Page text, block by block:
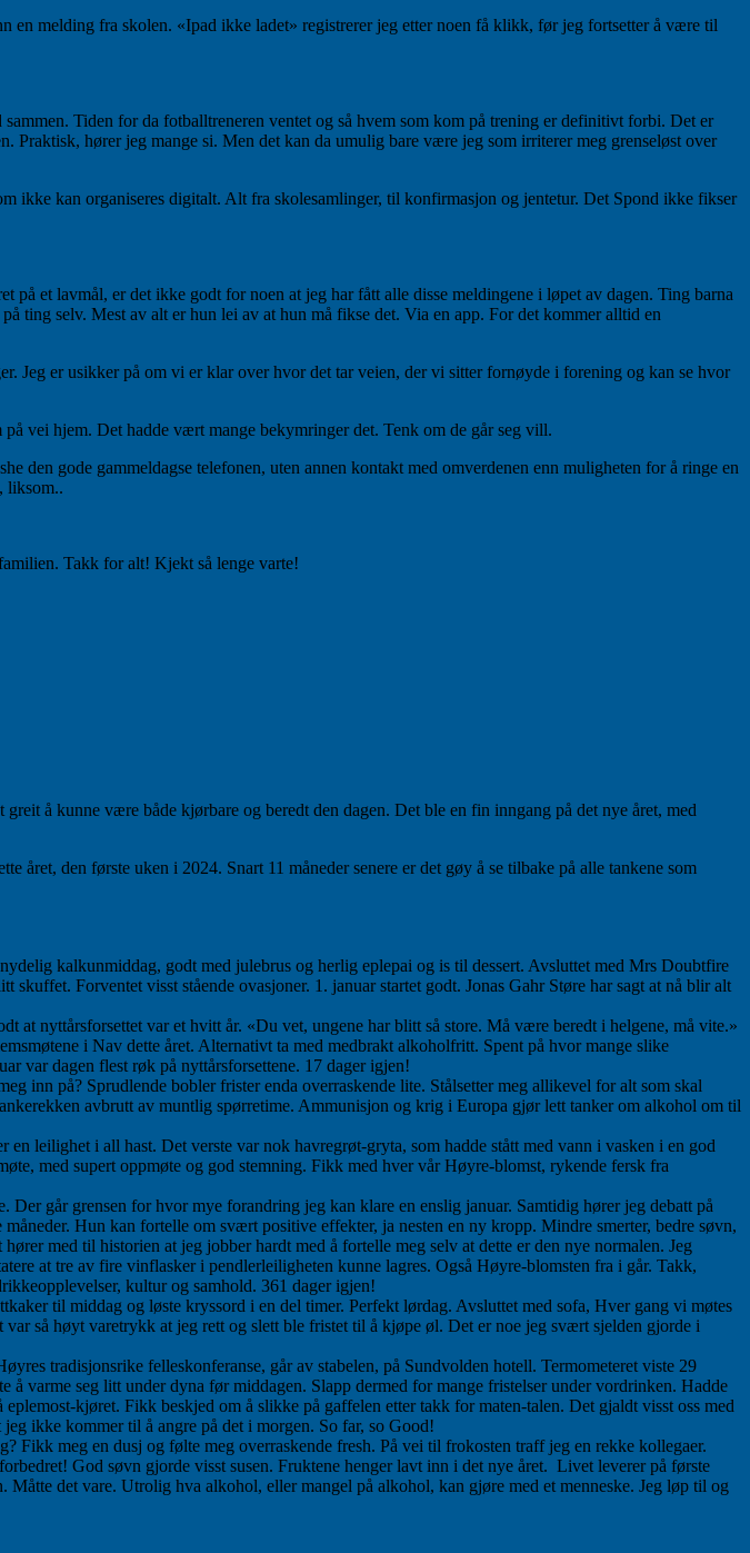
melding fra skolen. «Ipad ikke ladet» registrerer jeg etter noen få klikk, før jeg fortsetter å være til
Tiden for da fotballtreneren ventet og så hvem som kom på trening er definitivt forbi. Det er
Praktisk, hører jeg mange si. Men det kan da umulig bare være jeg som irriterer meg grenseløst over
ikke kan organiseres digitalt. Alt fra skolesamlinger, til konfirmasjon og jentetur. Det Spond ikke fikser
et lavmål, er det ikke godt for noen at jeg har fått alle disse meldingene i løpet av dagen. Ting barna
ting selv. Mest av alt er hun lei av at hun må fikse det. Via en app. For det kommer alltid en
Jeg er usikker på om vi er klar over hvor det tar veien, der vi sitter fornøyde i forening og kan se hvor
vei hjem. Det hadde vært mange bekymringer det. Tenk om de går seg vill.
den gode gammeldagse telefonen, uten annen kontakt med omverdenen enn muligheten for å ringe en
liksom..
Takk for alt! Kjekt så lenge varte!
å kunne være både kjørbare og beredt den dagen. Det ble en fin inngang på det nye året, med
den første uken i 2024. Snart 11 måneder senere er det gøy å se tilbake på alle tankene som
kalkunmiddag, godt med julebrus og herlig eplepai og is til dessert. Avsluttet med Mrs Doubtfire
Forventet visst stående ovasjoner. 1. januar startet godt. Jonas Gahr Støre har sagt at nå blir alt
at nyttårsforsettet var et hvitt år. «Du vet, ungene har blitt så store. Må være beredt i helgene, må vite.»
i Nav dette året. Alternativt ta med medbrakt alkoholfritt. Spent på hvor mange slike
var dagen flest røk på nyttårsforsettene. 17 dager igjen!
inn på? Sprudlende bobler frister enda overraskende lite. Stålsetter meg allikevel for alt som skal
avbrutt av muntlig spørretime. Ammunisjon og krig i Europa gjør lett tanker om alkohol om til
leilighet i all hast. Det verste var nok havregrøt-gryta, som hadde stått med vann i vasken i en god
med supert oppmøte og god stemning. Fikk med hver vår Høyre-blomst, rykende fersk fra
går grensen for hvor mye forandring jeg kan klare en enslig januar. Samtidig hører jeg debatt på
Hun kan fortelle om svært positive effekter, ja nesten en ny kropp. Mindre smerter, bedre søvn,
med til historien at jeg jobber hardt med å fortelle meg selv at dette er den nye normalen. Jeg
at tre av fire vinflasker i pendlerleiligheten kunne lagres. Også Høyre-blomsten fra i går. Takk,
kultur og samhold. 361 dager igjen!
til middag og løste kryssord i en del timer. Perfekt lørdag. Avsluttet med sofa, Hver gang vi møtes
så høyt varetrykk at jeg rett og slett ble fristet til å kjøpe øl. Det er noe jeg svært sjelden gjorde i
tradisjonsrike felleskonferanse, går av stabelen, på Sundvolden hotell. Termometeret viste 29
varme seg litt under dyna før middagen. Slapp dermed for mange fristelser under vordrinken. Hadde
kjøret. Fikk beskjed om å slikke på gaffelen etter takk for maten-talen. Det gjaldt visst oss med
ikke kommer til å angre på det i morgen. So far, so Good!
meg en dusj og følte meg overraskende fresh. På vei til frokosten traff jeg en rekke kollegaer.
God søvn gjorde visst susen. Fruktene henger lavt inn i det nye året. Livet leverer på første
det vare. Utrolig hva alkohol, eller mangel på alkohol, kan gjøre med et menneske. Jeg løp til og